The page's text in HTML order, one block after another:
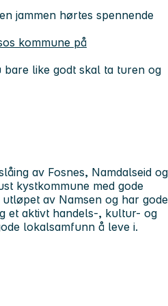
jammen hørtes spennende
kommune på
like godt skal ta turen og
av Fosnes, Namdalseid og
kystkommune med gode
av Namsen og har gode
et aktivt handels-, kultur- og
lokalsamfunn å leve i.